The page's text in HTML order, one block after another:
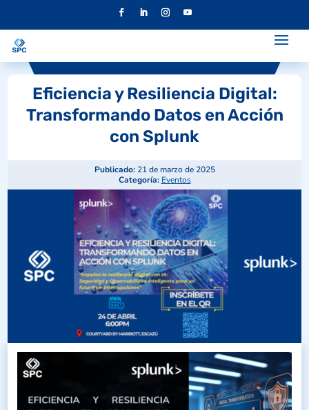
Eficiencia y Resiliencia Digital:
Transformando Datos en Acción
con Splunk
Publicado:21 de marzo de 2025
Categoría: Eventos